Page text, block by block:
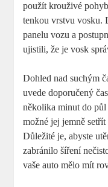
použít krouživé
tenkou vrstvu vosku.
panelu vozu a
ujistili, že je vosk
Dohled nad suchým
uvede doporučený
několika minut do
možné jej jemně
Důležité je, abyste
zabránilo šíření
vaše auto mělo mít